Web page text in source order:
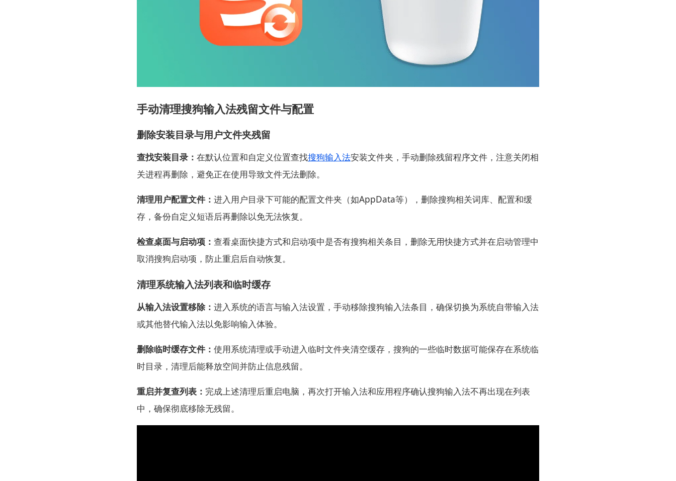
手动清理搜狗输入法残留文件与配置
删除安装目录与用户文件夹残留
查找安装目录： 在默认位置和自定义位置查找搜狗输入法安装文件夹，手动删除残留程序文件，注意关闭相
关进程再删除，避免正在使用导致文件无法删除。
清理用户配置文件： 进入用户目录下可能的配置文件夹（如AppData等），删除搜狗相关词库、配置和缓
存，备份自定义短语后再删除以免无法恢复。
检查桌面与启动项： 查看桌面快捷方式和启动项中是否有搜狗相关条目，删除无用快捷方式并在启动管理中
取消搜狗启动项，防止重启后自动恢复。
清理系统输入法列表和临时缓存
从输入法设置移除： 进入系统的语言与输入法设置，手动移除搜狗输入法条目，确保切换为系统自带输入法
或其他替代输入法以免影响输入体验。
删除临时缓存文件： 使用系统清理或手动进入临时文件夹清空缓存，搜狗的一些临时数据可能保存在系统临
时目录，清理后能释放空间并防止信息残留。
重启并复查列表： 完成上述清理后重启电脑，再次打开输入法和应用程序确认搜狗输入法不再出现在列表
中，确保彻底移除无残留。